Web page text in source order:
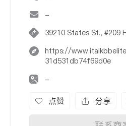
-
39210 States St., #209
https://
31d531db74f69d0e
-
点赞 分享